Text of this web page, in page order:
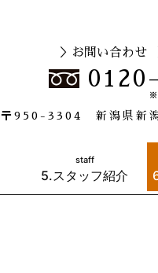
＞お問い合わせ
※
〒950-3304 新潟県新
staff
5.スタッフ紹介